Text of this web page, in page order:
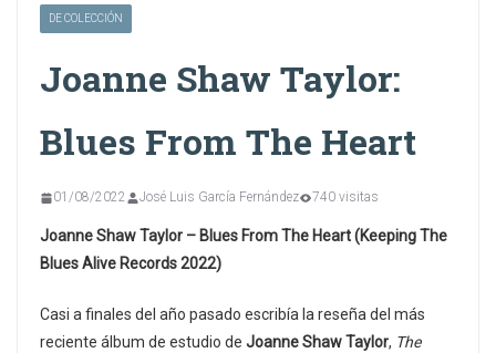
DE COLECCIÓN
Joanne Shaw Taylor:
Blues From The Heart
01/08/2022 José Luis García Fernández 740 visitas
Joanne Shaw Taylor – Blues From The Heart (Keeping The
Blues Alive Records 2022)
Casi a finales del año pasado escribía la reseña del más
reciente álbum de estudio de Joanne Shaw Taylor, The